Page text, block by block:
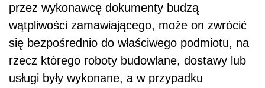
przez wykonawcę dokumenty budzą
wątpliwości zamawiającego, może on zwrócić
się bezpośrednio do właściwego podmiotu, na
rzecz którego roboty budowlane, dostawy lub
usługi były wykonane, a w przypadku